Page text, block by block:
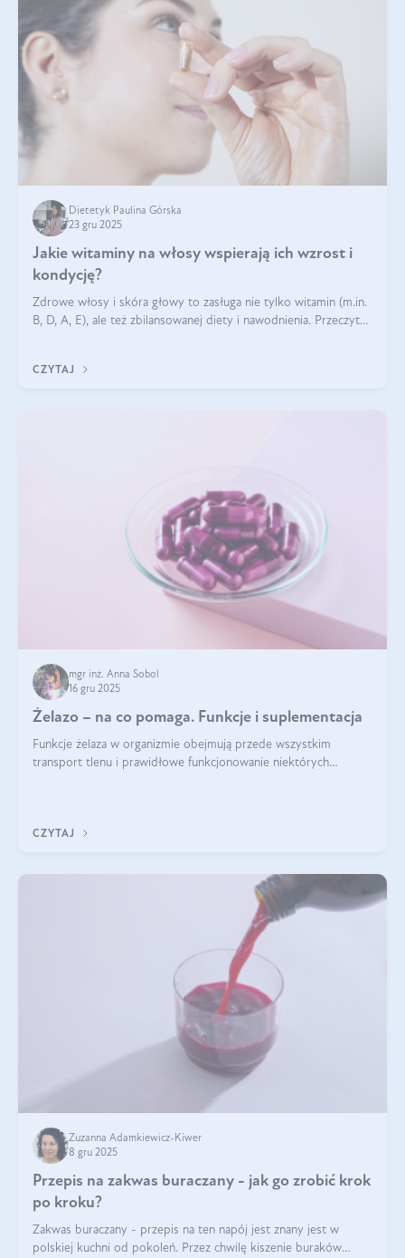
Dietetyk Paulina Górska
23 gru 2025
Jakie witaminy na włosy wspierają ich wzrost i
kondycję?
Zdrowe włosy i skóra głowy to zasługa nie tylko witamin (m.in.
B, D, A, E), ale też zbilansowanej diety i nawodnienia. Przeczytaj
CZYTAJ
mgr inż. Anna Sobol
16 gru 2025
Żelazo – na co pomaga. Funkcje i suplementacja
Funkcje żelaza w organizmie obejmują przede wszystkim
transport tlenu i prawidłowe funkcjonowanie niektórych
CZYTAJ
Zuzanna Adamkiewicz-Kiwer
8 gru 2025
Przepis na zakwas buraczany - jak go zrobić krok
po kroku?
Zakwas buraczany - przepis na ten napój jest znany jest w
polskiej kuchni od pokoleń. Przez chwilę kiszenie buraków